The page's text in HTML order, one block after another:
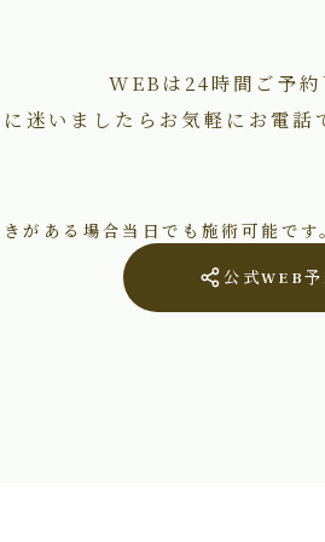
WEBは24時間ご予約
迷いましたらお気軽にお電話
がある場合当日でも施術可能です
公式WEB予